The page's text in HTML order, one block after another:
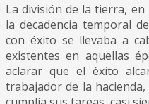
La división de la tierra,
la decadencia temporal
con éxito se llevaba a
existentes en aquellas
aclarar que el éxito
trabajador de la